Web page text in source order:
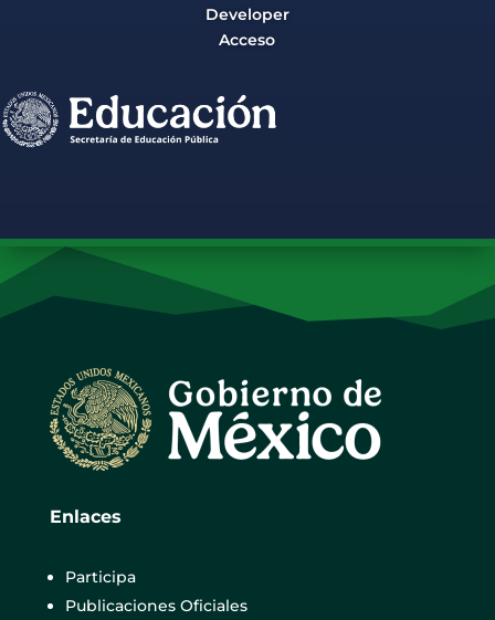
Developer
Acceso
Enlaces
Participa
Publicaciones Oficiales